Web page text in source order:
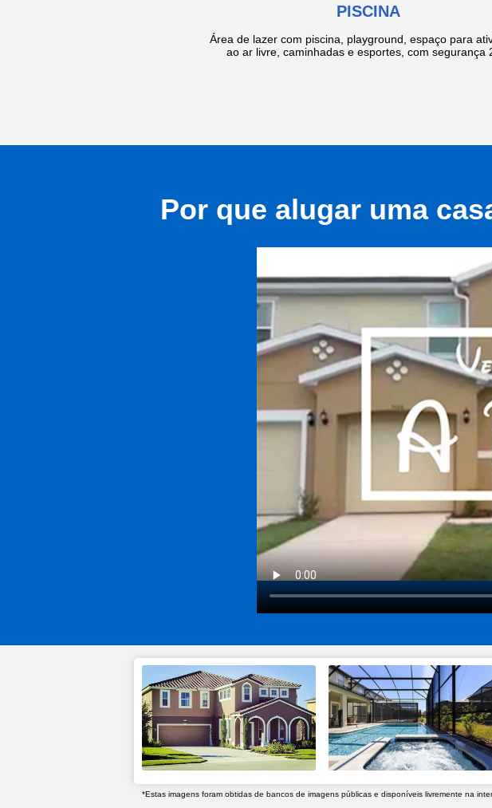
PISCINA
Área de lazer com piscina, playground, espaço para
ao ar livre, caminhadas e esportes, com segurança
Por que alugar uma
*Estas imagens foram obtidas de bancos de imagens públicas e disponíveis livremente na